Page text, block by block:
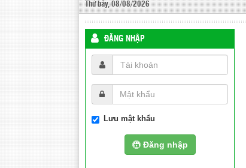
Thứ bảy, 08/08/2026
ĐĂNG NHẬP
Lưu mật khẩu
Đăng nhập